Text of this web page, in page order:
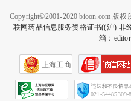
Copyright©2001-2020 bioon.com 版
联网药品信息服务资格证书((沪)-非
箱：
上海工商
021-54485309-